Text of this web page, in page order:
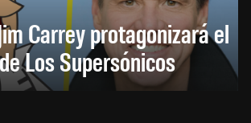
Carrey protagonizará el
Los Supersónicos